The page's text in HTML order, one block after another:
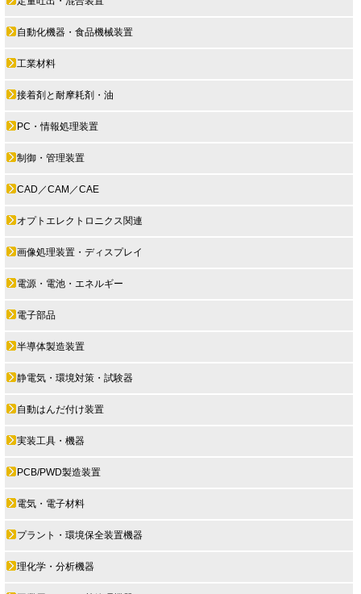
自動化機器・食品機械装置
工業材料
接着剤と耐摩耗剤・油
PC・情報処理装置
制御・管理装置
CAD／CAM／CAE
オプトエレクトロニクス関連
画像処理装置・ディスプレイ
電源・電池・エネルギー
電子部品
半導体製造装置
静電気・環境対策・試験器
自動はんだ付け装置
実装工具・機器
PCB/PWD製造装置
電気・電子材料
プラント・環境保全装置機器
理化学・分析機器